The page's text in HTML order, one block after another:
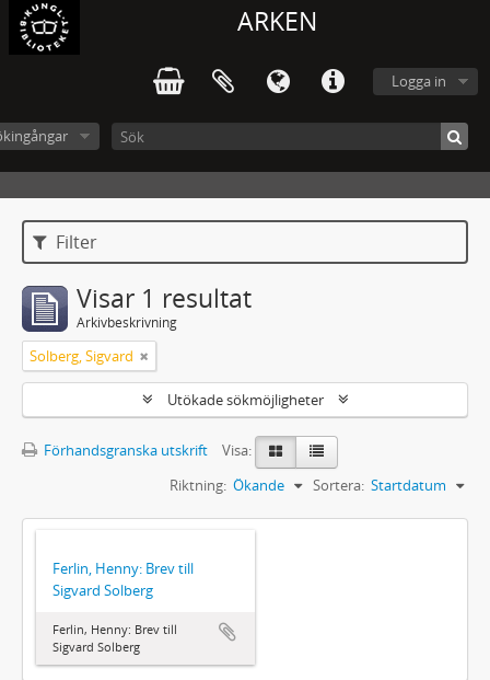
ARKEN
Logga in
Filter
Visar 1 resultat
Arkivbeskrivning
Solberg, Sigvard
Utökade sökmöjligheter
Förhandsgranska utskrift
Visa:
Sortera: Startdatum
Riktning: Ökande
Ferlin, Henny: Brev till
Sigvard Solberg
Ferlin, Henny: Brev till
Sigvard Solberg